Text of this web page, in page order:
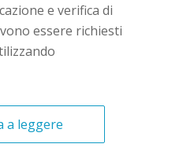
e verifica di
essere richiesti
a leggere